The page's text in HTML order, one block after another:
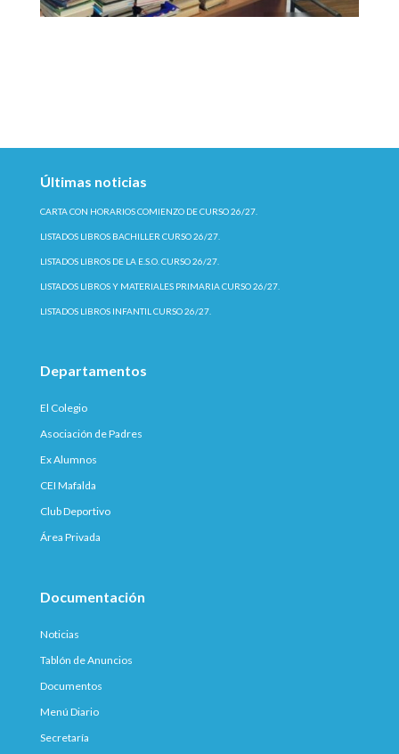
Últimas noticias
CARTA CON HORARIOS COMIENZO DE CURSO 26/27.
LISTADOS LIBROS BACHILLER CURSO 26/27.
LISTADOS LIBROS DE LA E.S.O. CURSO 26/27.
LISTADOS LIBROS Y MATERIALES PRIMARIA CURSO 26/27.
LISTADOS LIBROS INFANTIL CURSO 26/27.
Departamentos
El Colegio
Asociación de Padres
Ex Alumnos
CEI Mafalda
Club Deportivo
Área Privada
Documentación
Noticias
Tablón de Anuncios
Documentos
Menú Diario
Secretaría